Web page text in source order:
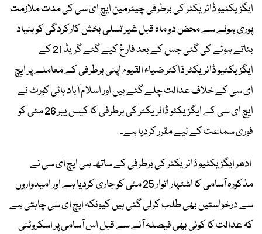
ایگزیکٹیو ڈائریکٹر کی برطرفی چیئرمین ایچ ای سی کی مدت ملازمت
پوری ہونے سے محض دو ماہ قبل غیر تسلی بخش کارکردگی کو بنیاد
بناتے ہوئے کی گئی جس کے بعد فارغ کیے گئے گریڈ 21 کے
ایگزیکٹیو ڈائریکٹر ڈاکٹر ضیاء القیوم اپنی برطرفی کے معاملے پر ایچ
ای سی کے خلاف عدالت چلے گئے ہیں اور اسلام آباد ہائی کورٹ نے
ایچ ای سی کے ایگزیکٹو ڈائریکٹر کی برطرفی کا کیس ییر 26 مئی کو
فوری سماعت کے لیے مقرر کردیا ہے۔
ادھر ایگزیکٹیو ڈائریکٹر کی برطرفی کے ساتھ ہی ایچ ای سی نے
مذکورہ آسامی کا اشتہار اتوار 25 مئی کو جاری کردیا ہے اور امیدواروں
سے درخواستیں بھی طلب کرلی گئی ہیں کیونکہ ایچ ای سی چاہتی ہے
کہ عدالت کا کوئی بھی فیصلہ آنے سے قبل اس آسامی پر اسکروٹنی